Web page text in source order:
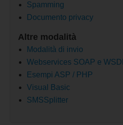
Spamming
Documento privacy
Altre modalità
Modalità di invio
Webservices SOAP e WSDL
Esempi ASP / PHP
Visual Basic
SMSSplitter